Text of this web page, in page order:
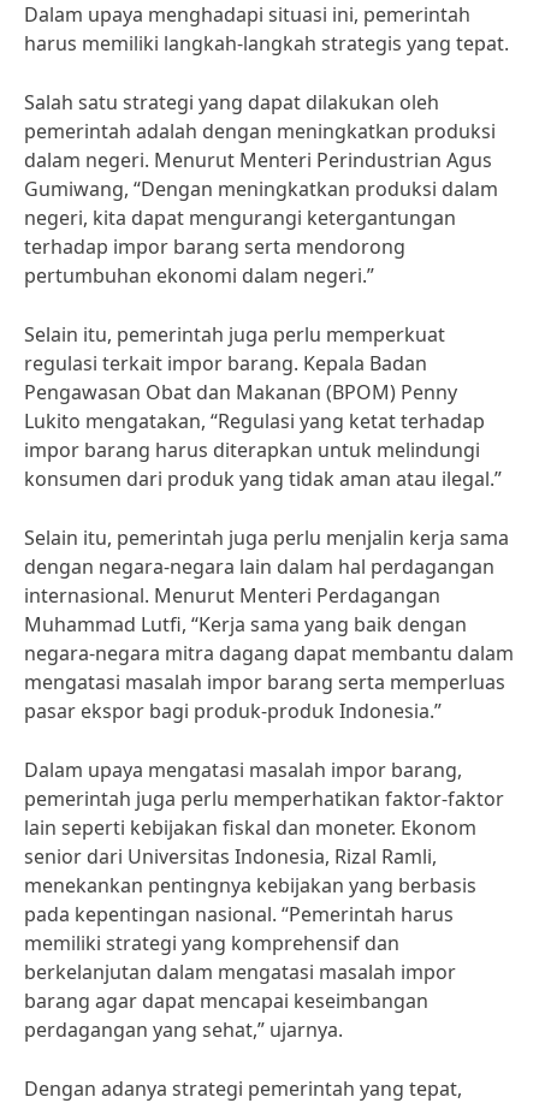
Dalam upaya menghadapi situasi ini, pemerintah
harus memiliki langkah-langkah strategis yang tepat.
Salah satu strategi yang dapat dilakukan oleh
pemerintah adalah dengan meningkatkan produksi
dalam negeri. Menurut Menteri Perindustrian Agus
Gumiwang, “Dengan meningkatkan produksi dalam
negeri, kita dapat mengurangi ketergantungan
terhadap impor barang serta mendorong
pertumbuhan ekonomi dalam negeri.”
Selain itu, pemerintah juga perlu memperkuat
regulasi terkait impor barang. Kepala Badan
Pengawasan Obat dan Makanan (BPOM) Penny
Lukito mengatakan, “Regulasi yang ketat terhadap
impor barang harus diterapkan untuk melindungi
konsumen dari produk yang tidak aman atau ilegal.”
Selain itu, pemerintah juga perlu menjalin kerja sama
dengan negara-negara lain dalam hal perdagangan
internasional. Menurut Menteri Perdagangan
Muhammad Lutfi, “Kerja sama yang baik dengan
negara-negara mitra dagang dapat membantu dalam
mengatasi masalah impor barang serta memperluas
pasar ekspor bagi produk-produk Indonesia.”
Dalam upaya mengatasi masalah impor barang,
pemerintah juga perlu memperhatikan faktor-faktor
lain seperti kebijakan fiskal dan moneter. Ekonom
senior dari Universitas Indonesia, Rizal Ramli,
menekankan pentingnya kebijakan yang berbasis
pada kepentingan nasional. “Pemerintah harus
memiliki strategi yang komprehensif dan
berkelanjutan dalam mengatasi masalah impor
barang agar dapat mencapai keseimbangan
perdagangan yang sehat,” ujarnya.
Dengan adanya strategi pemerintah yang tepat,